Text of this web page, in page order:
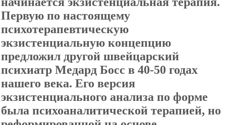
Первую по настоящему
психотерапевтическую
экзистенциальную концепцию
предложил другой швейцарский
психиатр Медард Босс в 40-50 годах
нашего века. Его версия
экзистенциального анализа по форме
была психоаналитической терапией, но